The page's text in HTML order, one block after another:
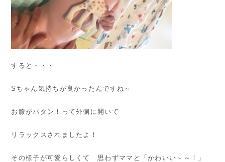
すると・・・
Sちゃん気持ちが良かったんですね～
お膝がパタン！って外側に開いて
リラックスされましたよ！
その様子が可愛らしくて 思わずママと「かわいい～～！」